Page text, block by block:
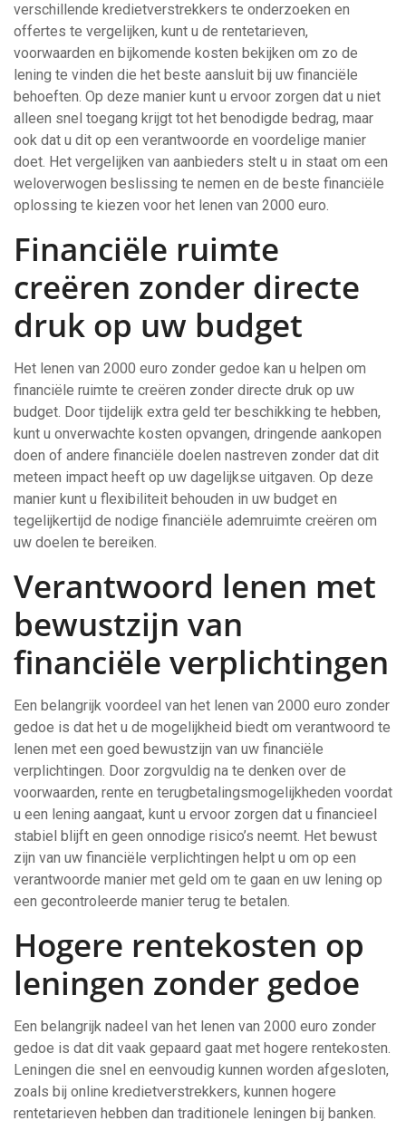
verschillende kredietverstrekkers te onderzoeken en
offertes te vergelijken, kunt u de rentetarieven,
voorwaarden en bijkomende kosten bekijken om zo de
lening te vinden die het beste aansluit bij uw financiële
behoeften. Op deze manier kunt u ervoor zorgen dat u niet
alleen snel toegang krijgt tot het benodigde bedrag, maar
ook dat u dit op een verantwoorde en voordelige manier
doet. Het vergelijken van aanbieders stelt u in staat om een
weloverwogen beslissing te nemen en de beste financiële
oplossing te kiezen voor het lenen van 2000 euro.
Financiële ruimte
creëren zonder directe
druk op uw budget
Het lenen van 2000 euro zonder gedoe kan u helpen om
financiële ruimte te creëren zonder directe druk op uw
budget. Door tijdelijk extra geld ter beschikking te hebben,
kunt u onverwachte kosten opvangen, dringende aankopen
doen of andere financiële doelen nastreven zonder dat dit
meteen impact heeft op uw dagelijkse uitgaven. Op deze
manier kunt u flexibiliteit behouden in uw budget en
tegelijkertijd de nodige financiële ademruimte creëren om
uw doelen te bereiken.
Verantwoord lenen met
bewustzijn van
financiële verplichtingen
Een belangrijk voordeel van het lenen van 2000 euro zonder
gedoe is dat het u de mogelijkheid biedt om verantwoord te
lenen met een goed bewustzijn van uw financiële
verplichtingen. Door zorgvuldig na te denken over de
voorwaarden, rente en terugbetalingsmogelijkheden voordat
u een lening aangaat, kunt u ervoor zorgen dat u financieel
stabiel blijft en geen onnodige risico’s neemt. Het bewust
zijn van uw financiële verplichtingen helpt u om op een
verantwoorde manier met geld om te gaan en uw lening op
een gecontroleerde manier terug te betalen.
Hogere rentekosten op
leningen zonder gedoe
Een belangrijk nadeel van het lenen van 2000 euro zonder
gedoe is dat dit vaak gepaard gaat met hogere rentekosten.
Leningen die snel en eenvoudig kunnen worden afgesloten,
zoals bij online kredietverstrekkers, kunnen hogere
rentetarieven hebben dan traditionele leningen bij banken.